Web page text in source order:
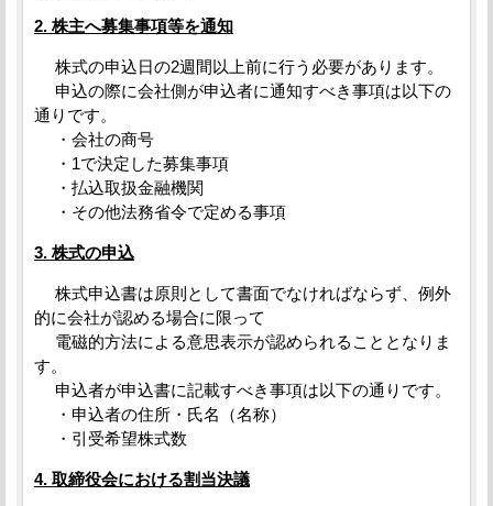
2. 株主へ募集事項等を通知
株式の申込日の2週間以上前に行う必要があります。
申込の際に会社側が申込者に通知すべき事項は以下の
通りです。
・会社の商号
・1で決定した募集事項
・払込取扱金融機関
・その他法務省令で定める事項
3. 株式の申込
株式申込書は原則として書面でなければならず、例外
的に会社が認める場合に限って
電磁的方法による意思表示が認められることとなりま
す。
申込者が申込書に記載すべき事項は以下の通りです。
・申込者の住所・氏名（名称）
・引受希望株式数
4. 取締役会における割当決議